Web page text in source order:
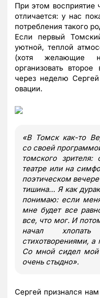
При этом восприятие
отличается: у нас
потребления такого
Если первый
уютной, теплой
(хотя желающие
организовать
через неделю
овации.
«В Томск как-то
со своей
томского
театре или на
поэтическом
тишина… Я как
понимаю: если
мне будет все
все, что мог. И
начал
стихотворениями,
Со мной сидел
очень стыдно».
Сергей признался